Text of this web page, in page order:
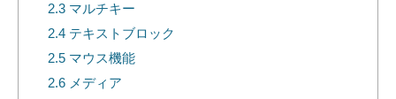
2.3マルチキー
2.4テキストブロック
2.5マウス機能
2.6メディア